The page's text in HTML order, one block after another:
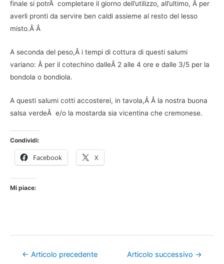
finale si potrÃ completare il giorno dell’utilizzo, all’ultimo, Â per
averli pronti da servire ben caldi assieme al resto del lesso
misto.Â Â
A seconda del peso,Â i tempi di cottura di questi salumi
variano: Â per il cotechino dalleÂ 2 alle 4 ore e dalle 3/5 per la
bondola o bondiola.
A questi salumi cotti accosterei, in tavola,Â Â la nostra buona
salsa verdeÂ e/o la mostarda sia vicentina che cremonese.
Condividi:
Facebook X
Mi piace:
Navigazione
← Articolo precedente Articolo successivo →